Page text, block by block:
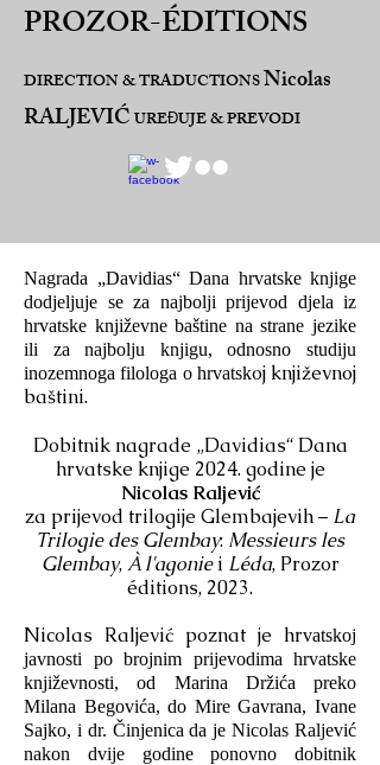
PROZOR-ÉDITIONS
DIRECTION & TRADUCTIONSNicolas
RALJEVIĆUREĐUJE & PREVODI
Nagrada „Davidias“ Dana hrvatske knjige
dodjeljuje se za najbolji prijevod djela iz
hrvatske književne baštine na strane jezike
ili za najbolju knjigu, odnosno studiju
inozemnoga filologa o hrvatskoj književnoj
baštini.
Dobitnik nagrade „Davidias“ Dana
hrvatske knjige 2024. godine je
Nicolas Raljević
za prijevod trilogije Glembajevih – La
Trilogie des Glembay: Messieurs les
Glembay,À l'agoniei Léda, Prozor
éditions, 2023.
Nicolas Raljević poznat je hrvatskoj
javnosti po brojnim prijevodima hrvatske
književnosti, od Marina Držića preko
Milana Begovića, do Mire Gavrana, Ivane
Sajko, i dr. Činjenica da je Nicolas Raljević
nakon dvije godine ponovno dobitnik